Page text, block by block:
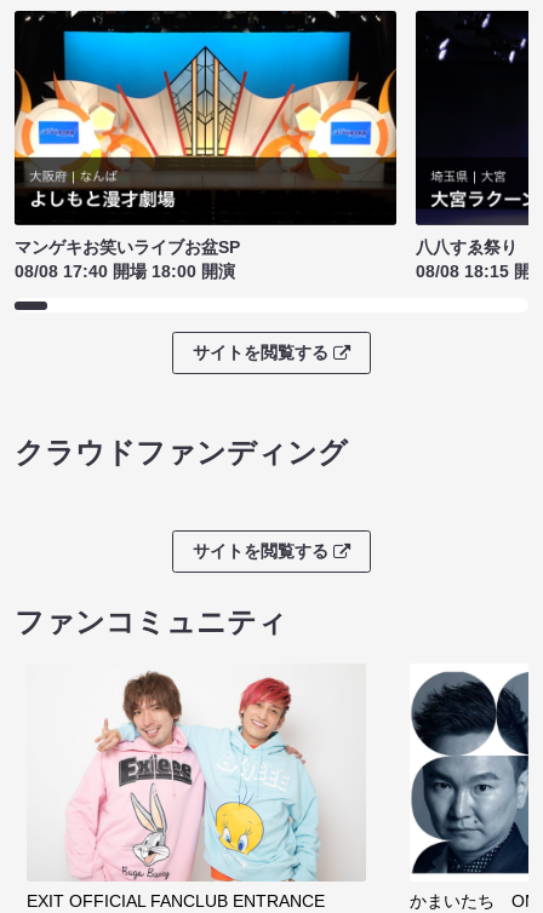
マンゲキお笑いライブお盆SP
08/08 17:40 開場 18:00 開演
八八すゑ祭り
08/08 18:15 開
サイトを閲覧する
クラウドファンディング
サイトを閲覧する
ファンコミュニティ
EXIT OFFICIAL FANCLUB ENTRANCE かまいたち